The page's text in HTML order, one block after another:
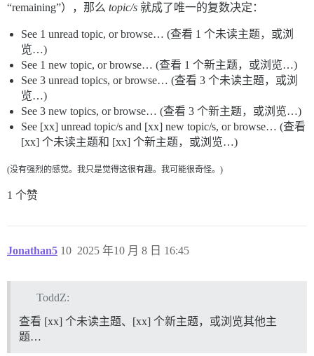
“remaining”），那么 topic/s 就成了唯一的复数决定：
See 1 unread topic, or browse… (查看 1 个未读主题，或浏
览…)
See 1 new topic, or browse… (查看 1 个新主题，或浏览…)
See 3 unread topics, or browse… (查看 3 个未读主题，或浏
览…)
See 3 new topics, or browse… (查看 3 个新主题，或浏览…)
See [xx] unread topic/s and [xx] new topic/s, or browse… (查看
[xx] 个未读主题和 [xx] 个新主题，或浏览…)
(没有强烈的感觉。我只是觉得这很有趣。我可能很奇怪。)
1 个赞
Jonathan5 2025 年10 月 8 日 16:45
10
ToddZ:
查看 [xx] 个未读主题、[xx] 个新主题，或浏览其他主
题…